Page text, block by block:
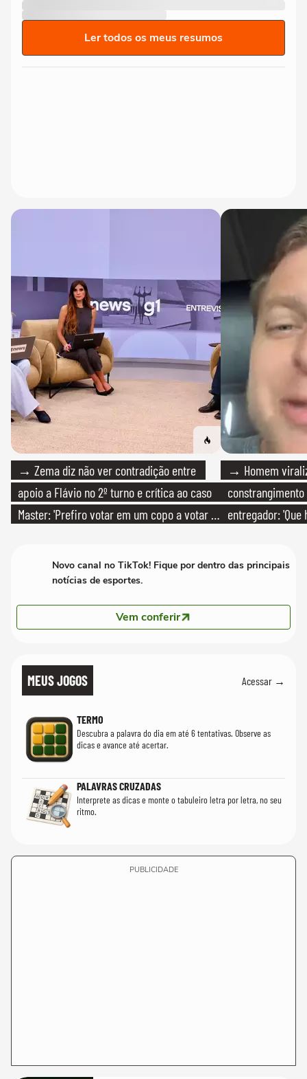
Ler todos os meus resumos
→ Zema diz não ver contradição entre
apoio a Flávio no 2º turno e crítica ao caso
Master: 'Prefiro votar em um copo a votar no
→ Homem
entregador: 'Que
Novo canal no TikTok! Fique por dentro das principais
notícias de esportes.
Vem conferir
MEUS JOGOS Acessar →
TERMO
Descubra a palavra do dia em até 6 tentativas. Observe as
dicas e avance até acertar.
PALAVRAS CRUZADAS
Interprete as dicas e monte o tabuleiro letra por letra, no seu
ritmo.
PUBLICIDADE